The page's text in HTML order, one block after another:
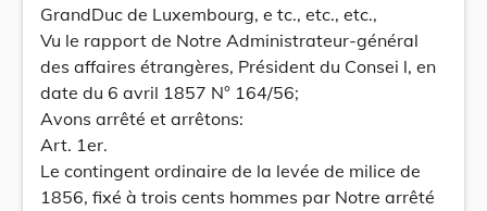
GrandDuc de Luxembourg, e tc., etc., etc.,
Vu le rapport de Notre Administrateur-général
des affaires étrangères, Président du Consei l, en
date du 6 avril 1857 N° 164/56;
Avons arrêté et arrêtons:
Art. 1er.
Le contingent ordinaire de la levée de milice de
1856, fixé à trois cents hommes par Notre arrêté